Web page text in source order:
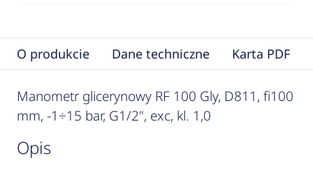
O produkcie Dane techniczne Karta PDF
Manometr glicerynowy RF 100 Gly, D811, fi100
mm, -1÷15 bar, G1/2", exc, kl. 1,0
opis